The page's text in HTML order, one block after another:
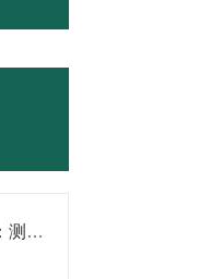
食品检测标准品选购三问：测什么基质？报什么方法？用什么品牌？